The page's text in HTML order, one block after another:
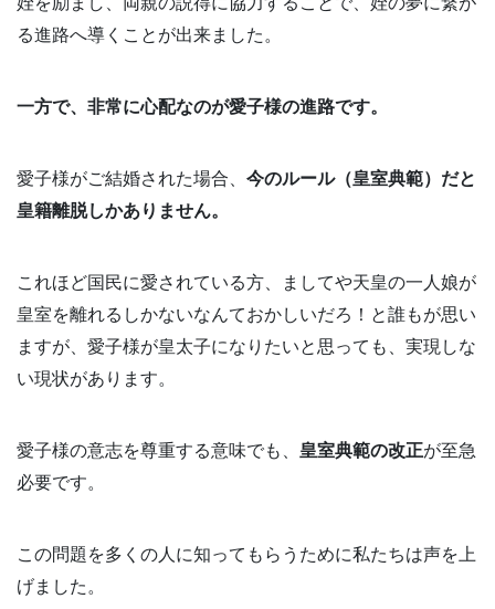
る進路へ導くことが出来ました。
一方で、非常に心配なのが愛子様の進路です。
愛子様がご結婚された場合、 今のルール（皇室典範）だと
皇籍離脱しかありません。
これほど国民に愛されている方、ましてや天皇の一人娘が
皇室を離れるしかないなんておかしいだろ！と誰もが思い
ますが、愛子様が皇太子になりたいと思っても、実現しな
い現状があります。
愛子様の意志を尊重する意味でも、 皇室典範の改正が至急
必要です。
この問題を多くの人に知ってもらうために私たちは声を上
げました。